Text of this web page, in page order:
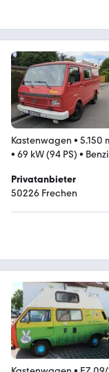
Kastenwagen • 5.150
• 69 kW (94 PS) •
Privatanbieter
50226 Frechen